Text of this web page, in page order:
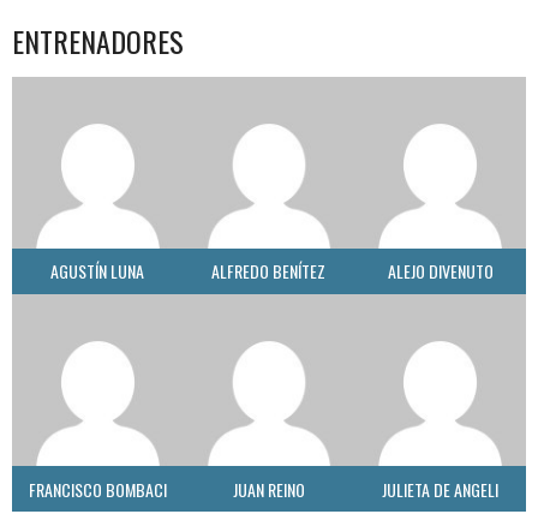
ENTRENADORES
AGUSTÍN LUNA ALFREDO BENÍTEZ ALEJO DIVENUTO
FRANCISCO BOMBACI JUAN REINO JULIETA DE ANGELI